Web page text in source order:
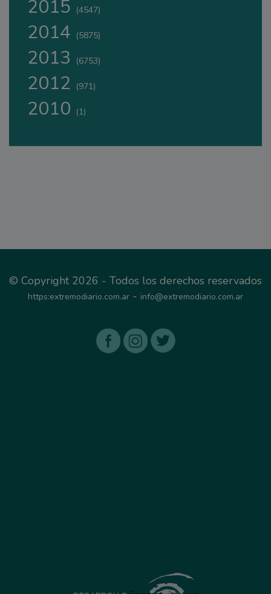
2015 (4547)
2014 (5875)
2013 (6753)
2012 (971)
2010 (1)
© Copyright 2026 - Todos los derechos reservados
https:extremodiario.com.ar - info@extremodiario.com.ar